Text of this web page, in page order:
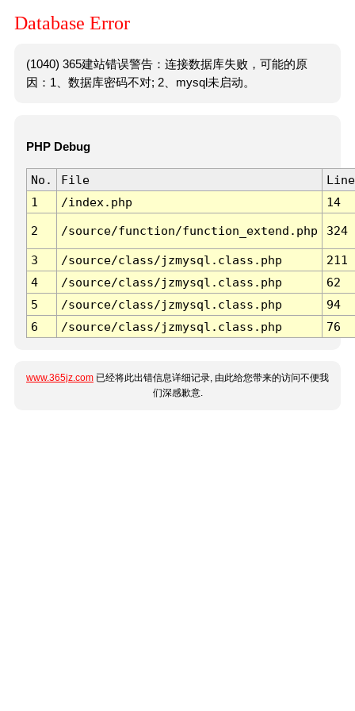
Database Error
(1040) 365建站错误警告：连接数据库失败，可能的原
因：1、数据库密码不对; 2、mysql未启动。
PHP Debug
No. File
Line
1
/index.php 14
2 /source/function/function_extend.php 324
3 /source/class/jzmysql.class.php
211
4
/source/class/jzmysql.class.php
62
5
/source/class/jzmysql.class.php
94
6
/source/class/jzmysql.class.php 76
www.365jz.com 已经将此出错信息详细记录, 由此给您带来的访问不便我
们深感歉意.